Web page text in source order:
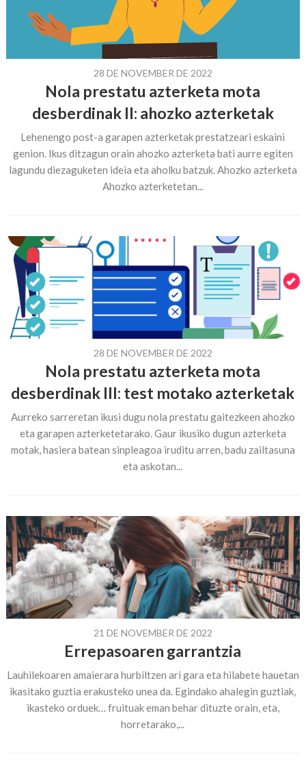
28 DE NOVEMBER DE 2022
Nola prestatu azterketa mota
desberdinak II: ahozko azterketak
Lehenengo post-a garapen azterketak prestatzeari eskaini
genion. Ikus ditzagun orain ahozko azterketa bati aurre egiten
lagundu diezaguketen ideia eta aholku batzuk. Ahozko azterketa
Ahozko azterketetan...
28 DE NOVEMBER DE 2022
Nola prestatu azterketa mota
desberdinak III: test motako azterketak
Aurreko sarreretan ikusi dugu nola prestatu gaitezkeen ahozko
eta garapen azterketetarako. Gaur ikusiko dugun azterketa
motak, hasiera batean sinpleagoa iruditu arren, badu zailtasuna
eta askotan...
21 DE NOVEMBER DE 2022
Errepasoaren garrantzia
Lauhilekoaren amaierara hurbiltzen ari gara eta hilabete hauetan
ikasitako guztia erakusteko unea da. Egindako ahalegin guztiak,
ikasteko orduek… fruituak eman behar dituzte orain, eta,
horretarako,...